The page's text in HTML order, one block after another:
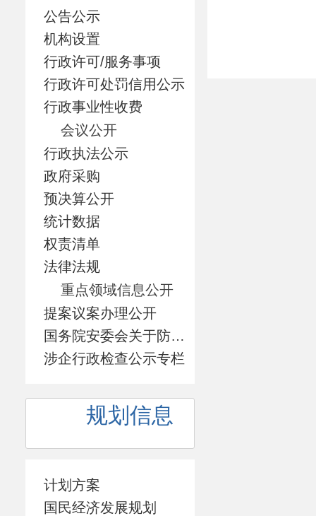
公告公示
机构设置
行政许可/服务事项
行政许可处罚信用公示
行政事业性收费
会议公开
行政执法公示
政府采购
预决算公开
统计数据
权责清单
法律法规
重点领域信息公开
提案议案办理公开
国务院安委会关于防范遏制矿山领域重特大生产安全事故的硬措施专栏
涉企行政检查公示专栏
规划信息
计划方案
国民经济发展规划